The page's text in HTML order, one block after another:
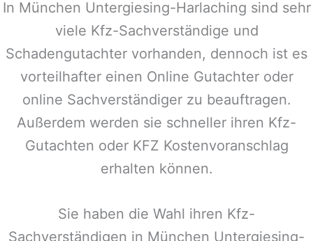
In München Untergiesing-Harlaching sind sehr
viele Kfz-Sachverständige und
Schadengutachter vorhanden, dennoch ist es
vorteilhafter einen Online Gutachter oder
online Sachverständiger zu beauftragen.
Außerdem werden sie schneller ihren Kfz-
Gutachten oder KFZ Kostenvoranschlag
erhalten können.
Sie haben die Wahl ihren Kfz-
Sachverständigen in München Untergiesing-